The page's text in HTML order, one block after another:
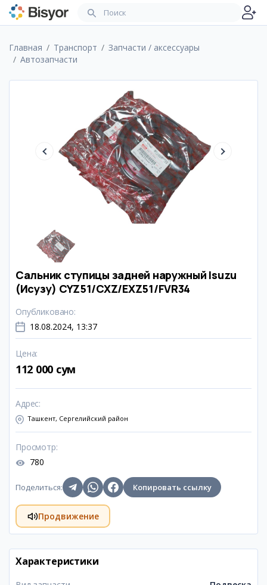
Главная Транспорт
Запчасти / аксессуары
Автозапчасти
Сальник ступицы задней наружный Isuzu
(Исузу) CYZ51/CXZ/EXZ51/FVR34
Опубликовано:
18.08.2024, 13:37
Цена:
112 000 сум
Адрес:
Ташкент, Сергелийский район
Просмотр:
780
Поделиться: Копировать ссылку
Продвижение
Характеристики